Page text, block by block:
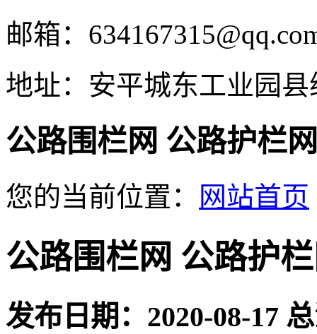
邮箱：
地址：安平城东工业园县
公路围栏网 公路护栏
您的当前位置： 网站首页
公路围栏网 公路护
发布日期：2020-08-17